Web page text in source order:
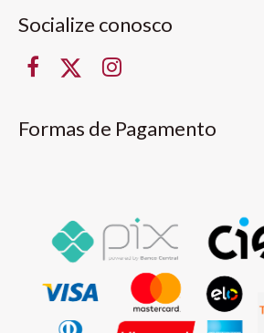
Socialize conosco
Formas de Pagamento